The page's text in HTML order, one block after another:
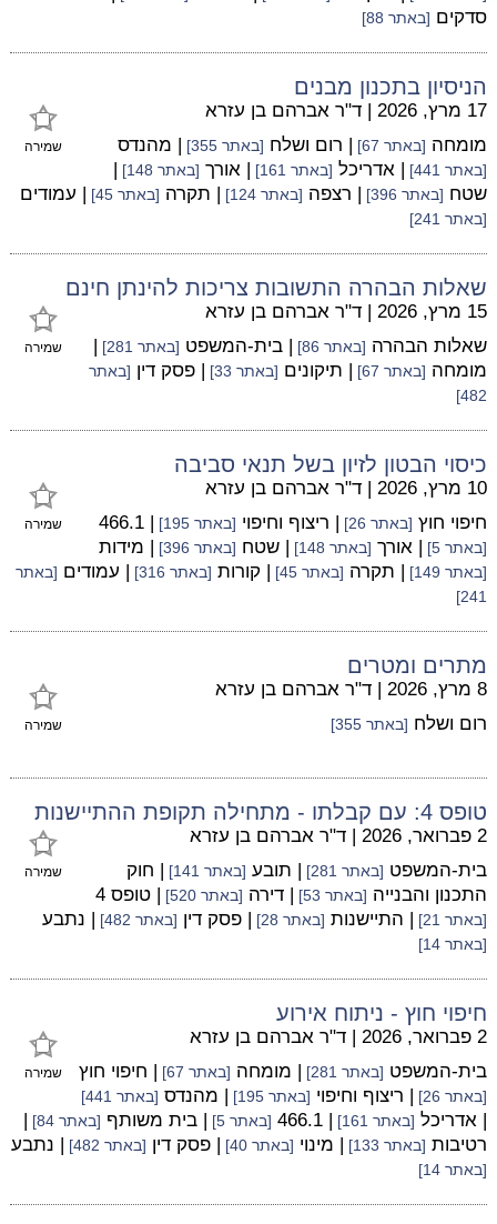
סדקים [באתר 88]
הניסיון בתכנון מבנים
שמירה
17 מרץ, 2026 | ד"ר אברהם בן עזרא
מומחה [באתר 67] | רום ושלח [באתר 355] | מהנדס
[באתר 441] | אדריכל [באתר 161] | אורך [באתר 148]
|
שטח [באתר 396] | רצפה [באתר 124] | תקרה [באתר 45] | עמודים
[באתר 241]
שאלות הבהרה התשובות צריכות להינתן חינם
שמירה
15 מרץ, 2026 | ד"ר אברהם בן עזרא
שאלות הבהרה [באתר 86] | בית-המשפט [באתר 281]
|
מומחה [באתר 67] | תיקונים [באתר 33] | פסק דין [באתר
482]
כיסוי הבטון לזיון בשל תנאי סביבה
שמירה
10 מרץ, 2026 | ד"ר אברהם בן עזרא
חיפוי חוץ [באתר 26] | ריצוף וחיפוי [באתר 195] | 466.1
[באתר 5] | אורך [באתר 148] | שטח [באתר 396] | מידות
[באתר 149] | תקרה [באתר 45] | קורות [באתר 316] | עמודים [באתר
241]
מתרים ומטרים
שמירה
8 מרץ, 2026 | ד"ר אברהם בן עזרא
רום ושלח [באתר 355]
טופס 4: עם קבלתו - מתחילה תקופת ההתיישנות
שמירה
2 פברואר, 2026 | ד"ר אברהם בן עזרא
בית-המשפט [באתר 281] | תובע [באתר 141]
| חוק
התכנון והבנייה [באתר 53] | דירה [באתר 520] | טופס 4
[באתר 21] | התיישנות [באתר 28] | פסק דין [באתר 482] | נתבע
[באתר 14]
חיפוי חוץ - ניתוח אירוע
שמירה
2 פברואר, 2026 | ד"ר אברהם בן עזרא
בית-המשפט [באתר 281] | מומחה [באתר 67] | חיפוי חוץ
[באתר 26] | ריצוף וחיפוי [באתר 195] | מהנדס [באתר 441]
| אדריכל [באתר 161] | 466.1 [באתר 5] | בית משותף [באתר 84]
|
רטיבות [באתר 133] | מינוי [באתר 40] | פסק דין [באתר 482] | נתבע
[באתר 14]